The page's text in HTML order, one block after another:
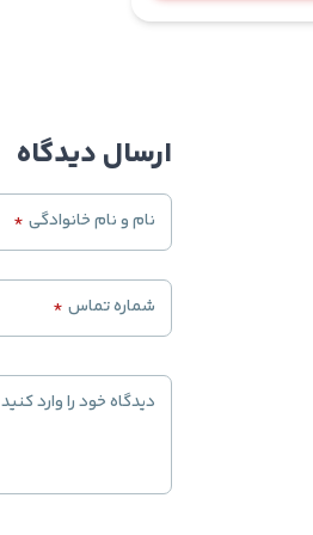
ارسال دیدگاه
نام و نام خانوادگی *
شماره تماس *
دیدگاه خود را وارد کنید